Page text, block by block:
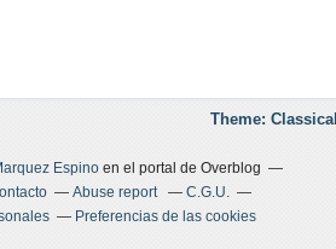
Theme:
Espinoen el portal de Overblog
Abuse report
C.G.U.
Preferencias de las cookies